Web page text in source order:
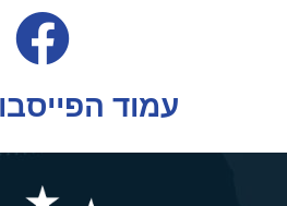
עמוד